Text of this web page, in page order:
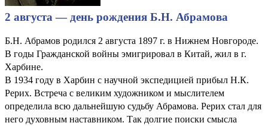
2 августа — день рождения Б.Н. Абрамова
Б.Н. Абрамов родился 2 августа 1897 г. в Нижнем Новгороде.
В годы Гражданской войны эмигрировал в Китай, жил в г.
Харбине.
В 1934 году в Харбин с научной экспедицией прибыл Н.К.
Рерих. Встреча с великим художником и мыслителем
определила всю дальнейшую судьбу Абрамова. Рерих стал для
него духовным наставником. Так долгие поиски смысла